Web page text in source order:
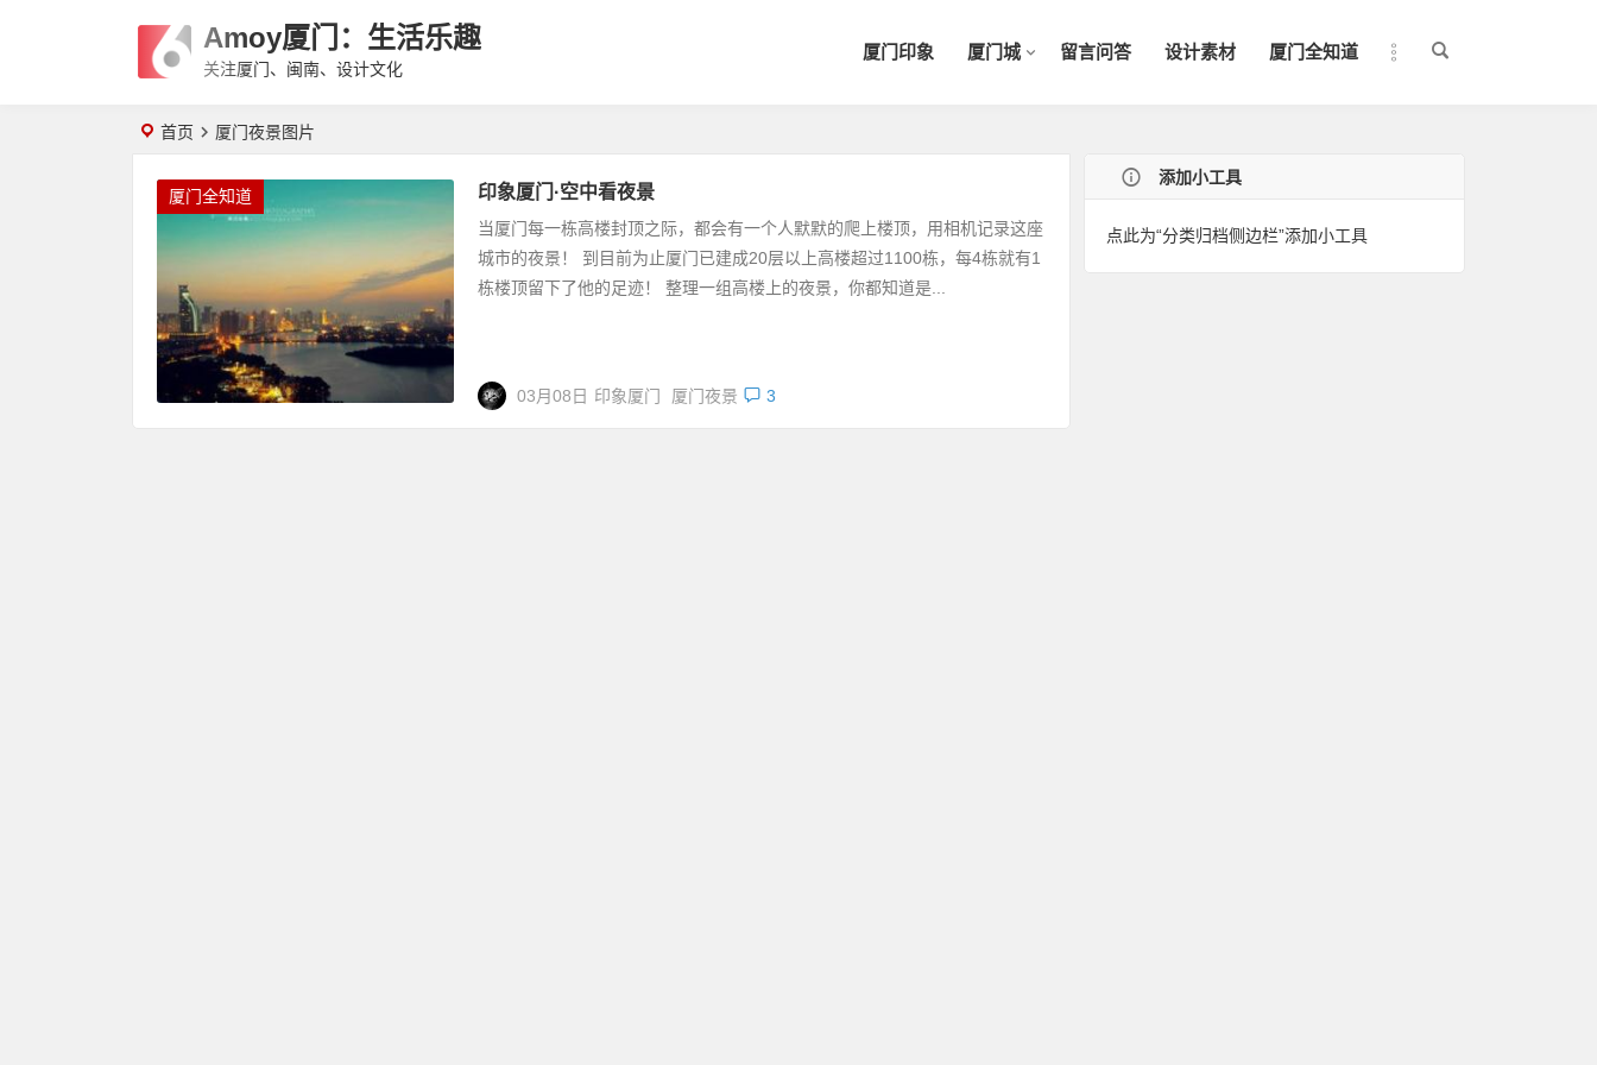
Amoy厦门：生活乐趣
关注厦门、闽南、设计文化
厦门印象 厦门城 留言问答 设计素材 厦门全知道
首页 厦门夜景图片
厦门全知道 印象厦门·空中看夜景
当厦门每一栋高楼封顶之际，都会有一个人默默的爬上楼顶，用相机记录这座
城市的夜景！ 到目前为止厦门已建成20层以上高楼超过1100栋，每4栋就有1
栋楼顶留下了他的足迹！ 整理一组高楼上的夜景，你都知道是...
03月08日 印象厦门 厦门夜景 3
添加小工具
点此为“分类归档侧边栏”添加小工具